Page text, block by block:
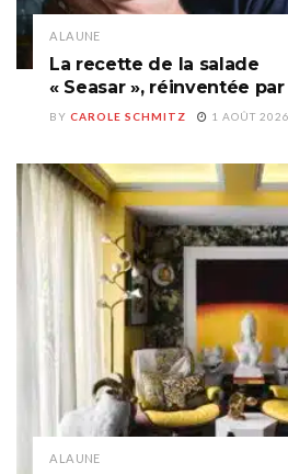
A LA UNE
La recette de la salade
« Seasar », réinventée par
BY CAROLE SCHMITZ 1 AOÛT 2026
A LA UNE